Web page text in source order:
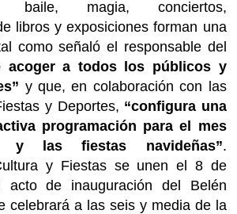
baile, magia, conciertos,
libros y exposiciones forman una
como señaló el responsable del
acoger a todos los públicos y
y que, en colaboración con las
y Deportes, “configura una
programación para el mes
y las fiestas navideñas”.
y Fiestas se unen el 8 de
acto de inauguración del Belén
celebrará a las seis y media de la